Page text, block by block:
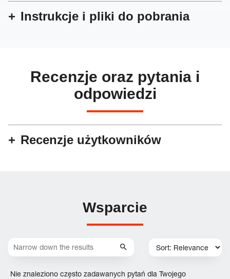
Instrukcje i pliki do pobrania
Recenzje oraz pytania i
odpowiedzi
Recenzje użytkowników
Wsparcie
Nie znaleziono często zadawanych pytań dla Twojego